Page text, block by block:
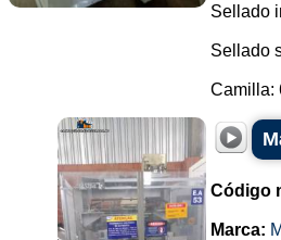
Sellado
Sellado
Camilla:
Código
Marca: